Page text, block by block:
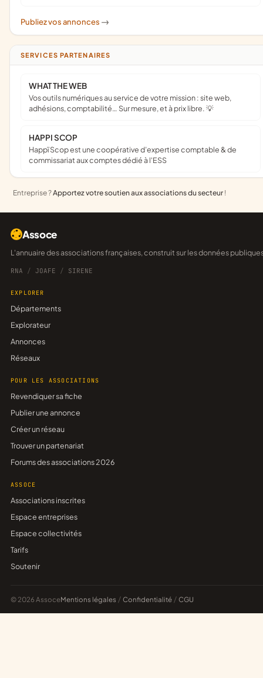
Publiez vos annonces ->
SERVICES PARTENAIRES
WHAT THE WEB
Vos outils numériques au service de votre mission : site web,
adhésions, comptabilité… Sur mesure, et à prix libre. 💡
HAPPI SCOP
Happï Scop est une coopérative d’expertise comptable & de
commissariat aux comptes dédié à l'ESS
Entreprise ?Apportez votre soutien aux associations du secteur !
Assoce
L'annuaire des associations françaises, construit sur les données
RNA / JOAFE / SIRENE
EXPLORER
Départements
Explorateur
Annonces
Réseaux
POUR LES ASSOCIATIONS
Revendiquer sa fiche
Publier une annonce
Créer un réseau
Trouver un partenariat
Forums des associations 2026
ASSOCE
Associations inscrites
Espace entreprises
Espace collectivités
Tarifs
Soutenir
© 2026 AssoceMentions légales / Confidentialité / CGU